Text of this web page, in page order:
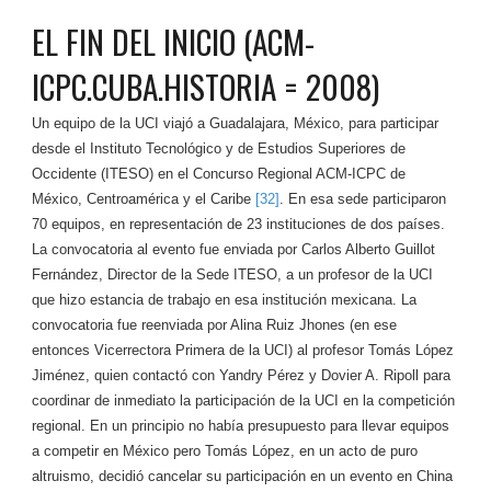
EL FIN DEL INICIO (ACM-
ICPC.CUBA.HISTORIA = 2008)
Un equipo de la UCI viajó a Guadalajara, México, para participar
desde el Instituto Tecnológico y de Estudios Superiores de
Occidente (ITESO) en el Concurso Regional ACM-ICPC de
México, Centroamérica y el Caribe [32] . En esa sede participaron
70 equipos, en representación de 23 instituciones de dos países.
La convocatoria al evento fue enviada por Carlos Alberto Guillot
Fernández, Director de la Sede ITESO, a un profesor de la UCI
que hizo estancia de trabajo en esa institución mexicana. La
convocatoria fue reenviada por Alina Ruiz Jhones (en ese
entonces Vicerrectora Primera de la UCI) al profesor Tomás López
Jiménez, quien contactó con Yandry Pérez y Dovier A. Ripoll para
coordinar de inmediato la participación de la UCI en la competición
regional. En un principio no había presupuesto para llevar equipos
a competir en México pero Tomás López, en un acto de puro
altruismo, decidió cancelar su participación en un evento en China